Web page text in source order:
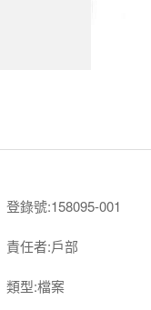
登錄號:158095-001
責任者:戶部
類型:檔案